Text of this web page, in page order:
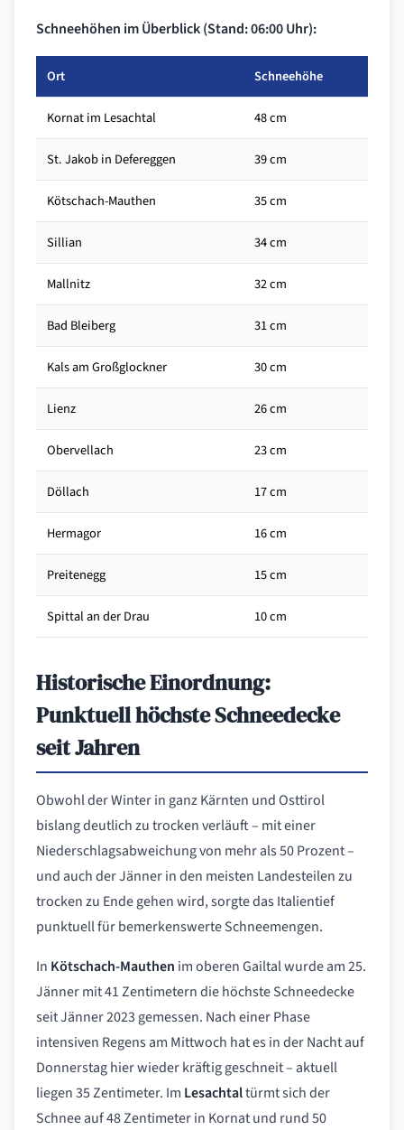
Schneehöhen im Überblick (Stand: 06:00 Uhr):
Ort Schneehöhe
Kornat im Lesachtal 48 cm
St. Jakob in Defereggen 39 cm
Kötschach-Mauthen 35 cm
Sillian 34 cm
Mallnitz 32 cm
Bad Bleiberg 31 cm
Kals am Großglockner 30 cm
Lienz 26 cm
Obervellach 23 cm
Döllach 17 cm
Hermagor 16 cm
Preitenegg 15 cm
Spittal an der Drau 10 cm
Historische Einordnung:
Punktuell höchste Schneedecke
seit Jahren
Obwohl der Winter in ganz Kärnten und Osttirol
bislang deutlich zu trocken verläuft – mit einer
Niederschlagsabweichung von mehr als 50 Prozent –
und auch der Jänner in den meisten Landesteilen zu
trocken zu Ende gehen wird, sorgte das Italientief
punktuell für bemerkenswerte Schneemengen.
In Kötschach-Mauthen im oberen Gailtal wurde am 25.
Jänner mit 41 Zentimetern die höchste Schneedecke
seit Jänner 2023 gemessen. Nach einer Phase
intensiven Regens am Mittwoch hat es in der Nacht auf
Donnerstag hier wieder kräftig geschneit – aktuell
liegen 35 Zentimeter. Im Lesachtaltürmt sich der
Schnee auf 48 Zentimeter in Kornat und rund 50